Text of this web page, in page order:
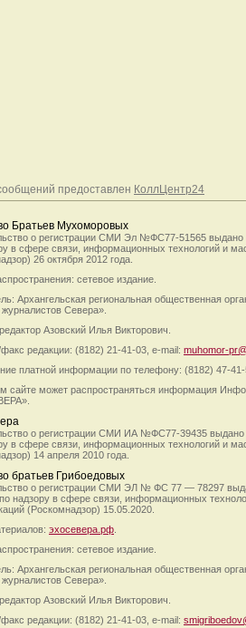
предоставлен КоллЦентр24
Братьев Мухоморовых
о регистрации СМИ Эл №ФС77-51565 выдано
в сфере связи, информационных технологий и
26 октября 2012 года.
сетевое издание.
Архангельская региональная общественная
Севера».
Азовский Илья Викторович.
редакции: (8182) 21-41-03, e-mail: muhomor-
платной информации по телефону: (8182) 47-
сайте может распространяться информация
о регистрации СМИ ИА №ФС77-39435 выдано
в сфере связи, информационных технологий и
14 апреля 2010 года.
братьев Грибоедовых
о регистрации СМИ ЭЛ № ФС 77 — 78297
надзору в сфере связи, информационных
(Роскомнадзор) 15.05.2020.
эхосевера.рф
сетевое издание.
Архангельская региональная общественная
Севера».
Азовский Илья Викторович.
редакции: (8182) 21-41-03, e-mail: